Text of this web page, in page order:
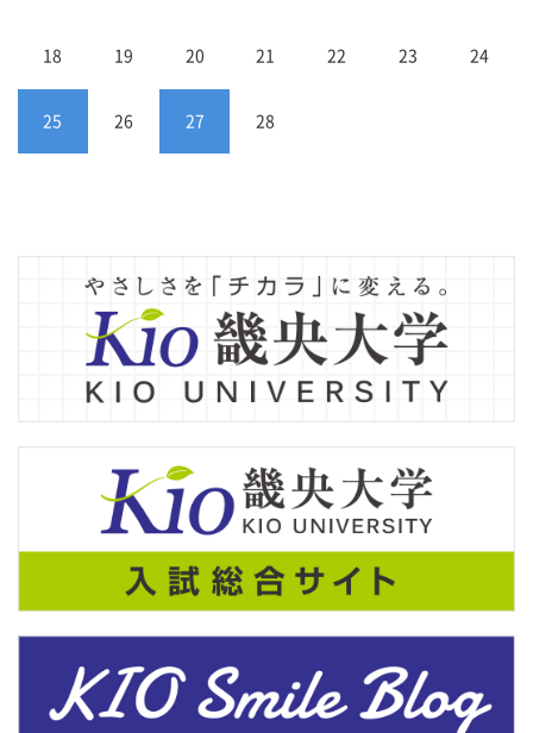
18 19 20 21 22 23 24
25 26 27 28